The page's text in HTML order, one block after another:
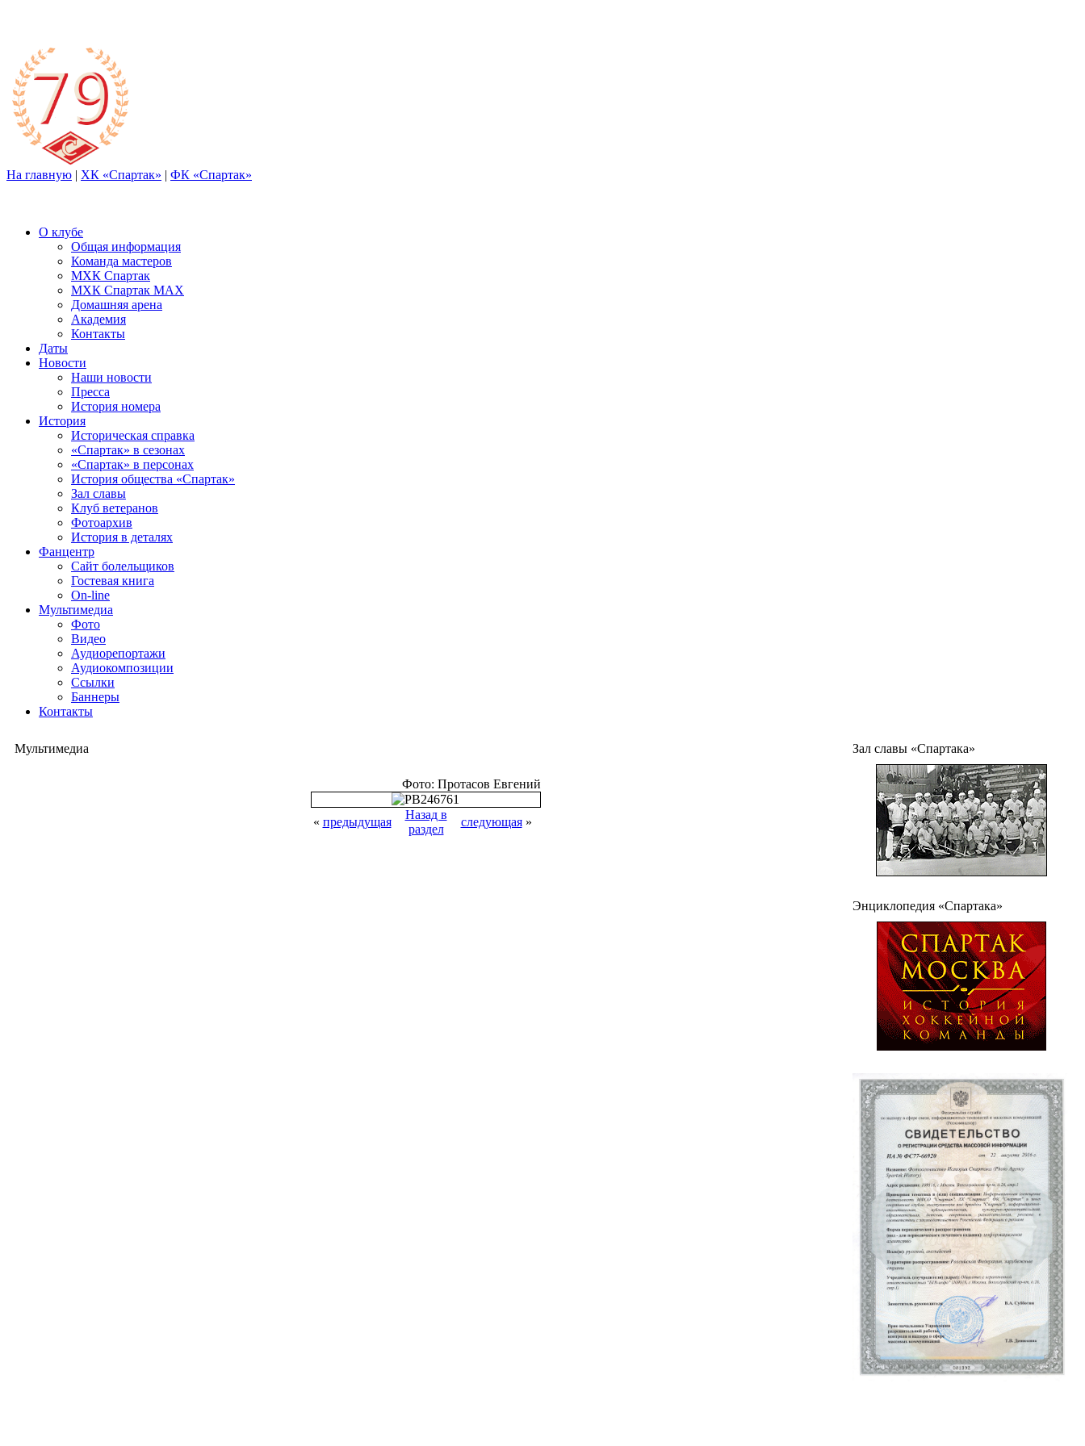
На главную | ХК «Спартак» | ФК «Спартак»
О клубе
Общая информация
Команда мастеров
МХК Спартак
МХК Спартак МАХ
Домашняя арена
Академия
Контакты
Даты
Новости
Наши новости
Пресса
История номера
История
Историческая справка
«Спартак» в сезонах
«Спартак» в персонах
История общества «Спартак»
Зал славы
Клуб ветеранов
Фотоархив
История в деталях
Фанцентр
Сайт болельщиков
Гостевая книга
On-line
Мультимедиа
Фото
Видео
Аудиорепортажи
Аудиокомпозиции
Ссылки
Баннеры
Контакты
Мультимедиа
Фото: Протасов Евгений
« предыдущая
Назад в
раздел
следующая»
Зал славы «Спартака»
Энциклопедия «Спартака»